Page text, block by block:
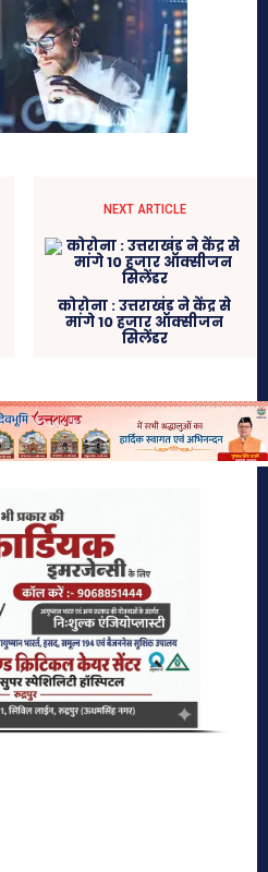
NEXT ARTICLE
कोरोना : उत्तराखंड ने केंद्र से
मांगे 10 हजार ऑक्सीजन
सिलेंडर